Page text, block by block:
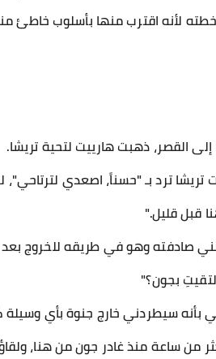
لأنه اقترب منها بأسلوب خاطئ
القصر، ذهبت هارييت لتحية تريشا.
تريشا ترد بـ "حسناً، اصعدي لترتاحي"،
قبل قليل."
صادفته وهو في طريقه للخروج
بجون؟"
بأنه سيطردني خارج جنوة بأي وسيلة
من ساعة منذ غادر جون من هنا،